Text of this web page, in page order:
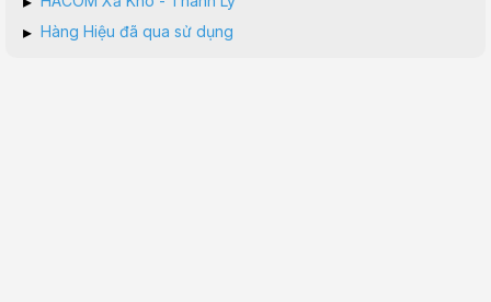
▸ Hàng Hiệu đã qua sử dụng